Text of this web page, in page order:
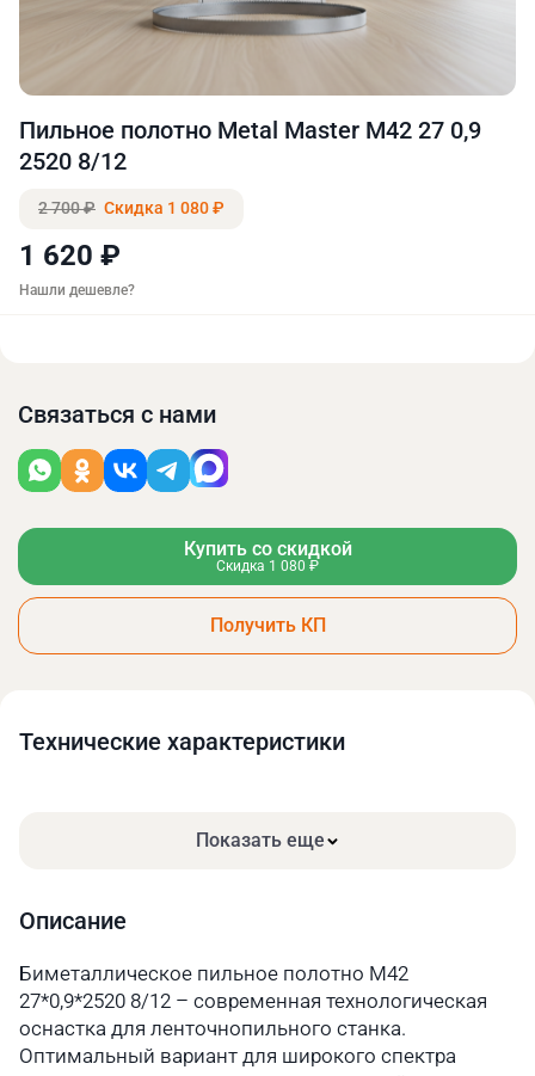
Пильное полотно Metal Master М42 27 0,9
2520 8/12
2 700 ₽ Скидка 1 080 ₽
1 620 ₽
Нашли дешевле?
Связаться с нами
Купить со скидкой
Скидка 1 080 ₽
Получить КП
Технические xарактеристики
Показать еще
Описание
Биметаллическое пильное полотно М42
27*0,9*2520 8/12 – современная технологическая
оснастка для ленточнопильного станка.
Оптимальный вариант для широкого спектра